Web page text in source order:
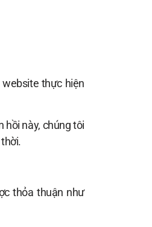
thực hiện
hồi này, chúng tôi
thỏa thuận như